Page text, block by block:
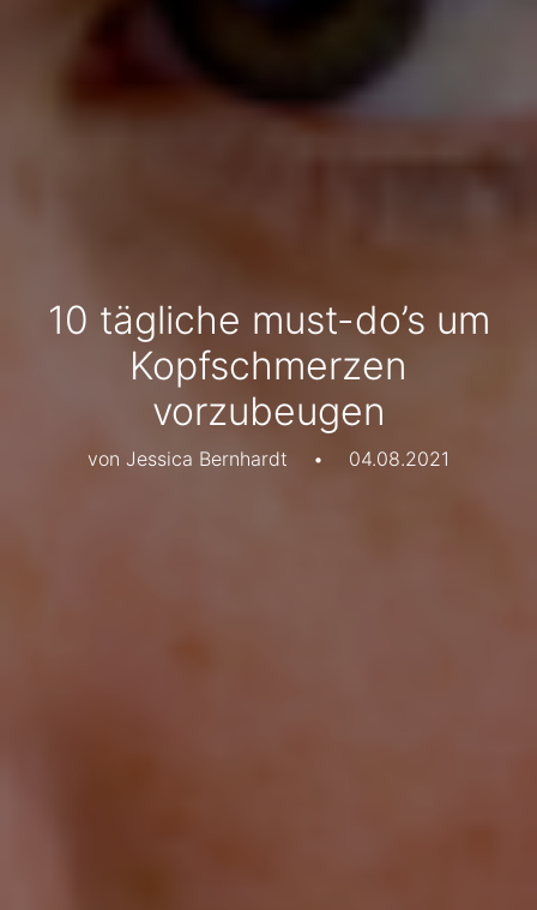
10 tägliche must-do’s um
Kopfschmerzen
vorzubeugen
von Jessica Bernhardt • 04.08.2021